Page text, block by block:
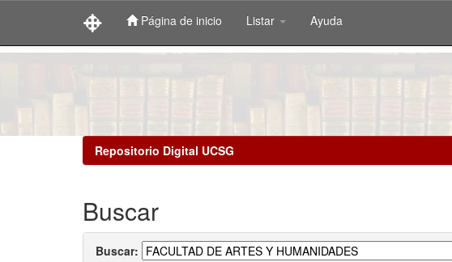
Página de inicio Listar Ayuda
Repositorio Digital UCSG
Buscar
Buscar: